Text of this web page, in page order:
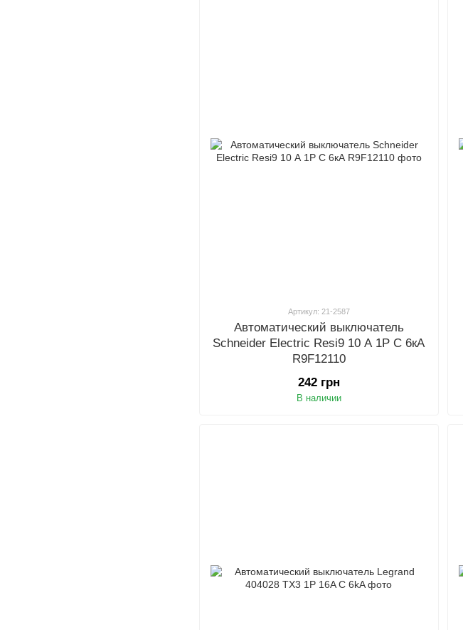
Артикул: 21-2587
Автоматический выключатель
Schneider Electric Resi9 10 А 1P С 6кА
R9F12110
242 грн
В наличии